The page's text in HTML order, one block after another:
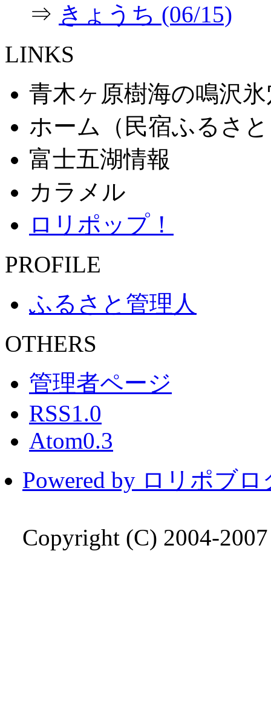
⇒ きょうち (06/15)
LINKS
青木ヶ原樹海の鳴沢
ホーム（民宿ふるさ
富士五湖情報
カラメル
ロリポップ！
PROFILE
ふるさと管理人
OTHERS
管理者ページ
RSS1.0
Atom0.3
Powered by ロリポブロ
Copyright (C) 2004-